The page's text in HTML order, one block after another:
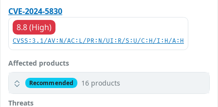
CVE-2024-5830
8.8 (High)
CVSS:3.1/AV:N/AC:L/PR:N/UI:R/S:U/C:H/I:H/A:H
Affected products
Recommended 16 products
Threats